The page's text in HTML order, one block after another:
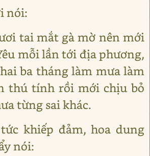
nói:
tai mắt gà mờ nên mới
mỗi lần tới địa phương,
ba tháng làm mưa làm
thú tính rồi mới chịu bỏ
từng sai khác.
khiếp đảm, hoa dung
nói: